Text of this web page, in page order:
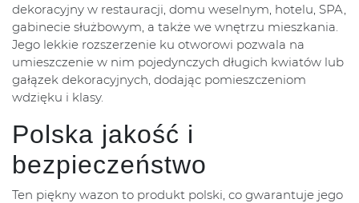
dekoracyjny w restauracji, domu weselnym, hotelu, SPA,
gabinecie służbowym, a także we wnętrzu mieszkania.
Jego lekkie rozszerzenie ku otworowi pozwala na
umieszczenie w nim pojedynczych długich kwiatów lub
gałązek dekoracyjnych, dodając pomieszczeniom
wdzięku i klasy.
Polska jakość i
bezpieczeństwo
Ten piękny wazon to produkt polski, co gwarantuje jego